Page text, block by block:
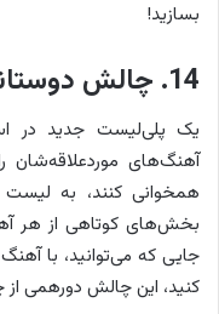
بسازید!
14. چالش دوستانه دورهمی خویشتن داری!
یک پلی‌لیست جدید در
آهنگ‌های موردعلاقه‌شان
همخوانی کنند، به
بخش‌های کوتاهی از هر
جایی که می‌توانید، با
کنید، این چالش دورهمی